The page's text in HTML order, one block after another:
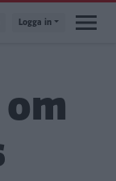
Logga in